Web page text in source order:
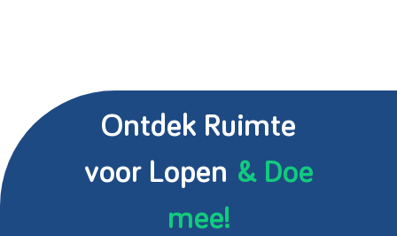
Ontdek Ruimte
voor Lopen & Doe
mee!